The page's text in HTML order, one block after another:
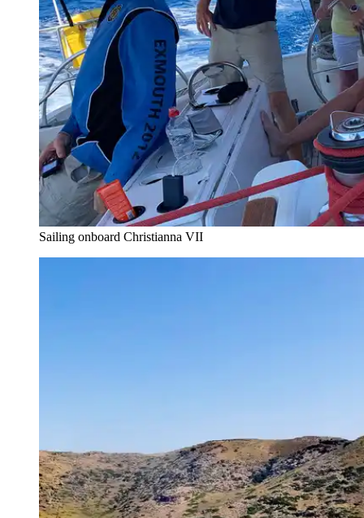
Sailing onboard Christianna VII